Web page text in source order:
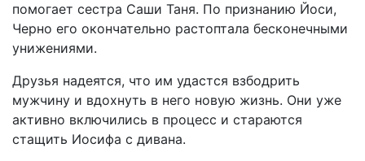
помогает сестра Саши Таня. По признанию Йоси,
Черно его окончательно растоптала бесконечными
унижениями.
Друзья надеятся, что им удастся взбодрить
мужчину и вдохнуть в него новую жизнь. Они уже
активно включились в процесс и стараются
стащить Иосифа с дивана.